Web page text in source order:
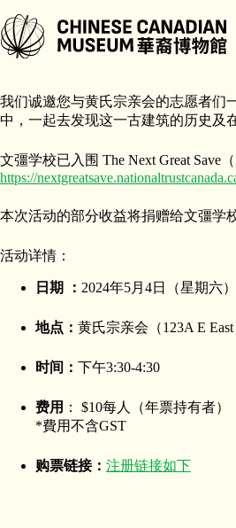
至
内
宗亲会扮演着何等重要的角色？
我们诚邀您与黄氏宗亲会的志愿者们
中，一起去发现这一古建筑的历史及
文彊学校已入围 The Next Great
https://
本次活动的部分收益将捐赠给文彊学校
活动详情：
日期 ： 2024年5月4日（星期六）
地点： 黄氏宗亲会（123A E East
时间： 下午3:30-4:30
费用 ： $10每人（年票持有者
*費用不含GST
购票链接： 注册链接如下